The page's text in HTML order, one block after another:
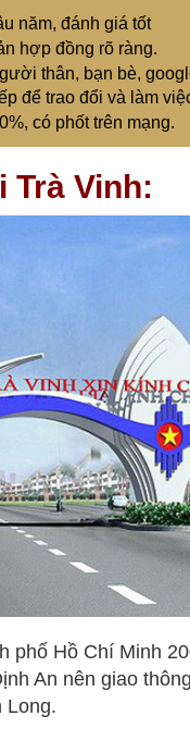
năm, đánh giá tốt
hợp đồng rõ ràng.
thân, bạn bè,
để trao đổi và làm
có phốt trên mạng.
Trà Vinh:
phố Hồ Chí Minh
An nên giao
Long.